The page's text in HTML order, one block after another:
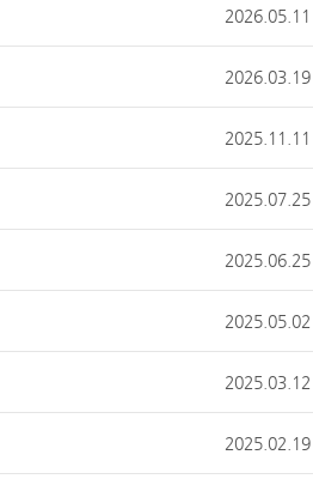
2026.05.11
2026.03.19
2025.11.11
2025.07.25
2025.06.25
2025.05.02
2025.03.12
2025.02.19